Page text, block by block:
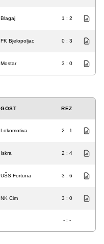
Blagaj 1 : 2
FK Bjelopoljac 0 : 3
Mostar 3 : 0
GOST REZ
Lokomotiva 2 : 1
Iskra 2 : 4
UŠS Fortuna 3 : 6
NK Cim 3 : 0
- : -